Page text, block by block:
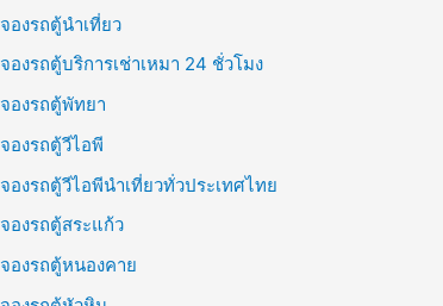
จองรถตู้นำเที่ยว
จองรถตู้บริการเช่าเหมา 24 ชั่วโมง
จองรถตู้พัทยา
จองรถตู้วีไอพี
จองรถตู้วีไอพีนำเที่ยวทั่วประเทศไทย
จองรถตู้สระแก้ว
จองรถตู้หนองคาย